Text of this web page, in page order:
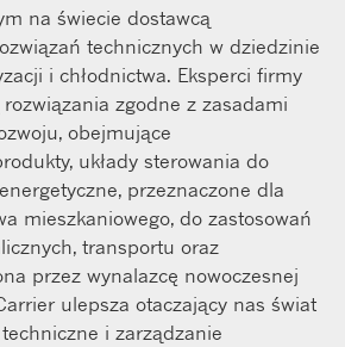
na świecie dostawcą
technicznych w dziedzinie
i chłodnictwa. Eksperci firmy
zgodne z zasadami
obejmujące
układy sterowania do
przeznaczone dla
mieszkaniowego, do zastosowań
transportu oraz
przez wynalazcę nowoczesnej
ulepsza otaczający nas świat
i zarządzanie